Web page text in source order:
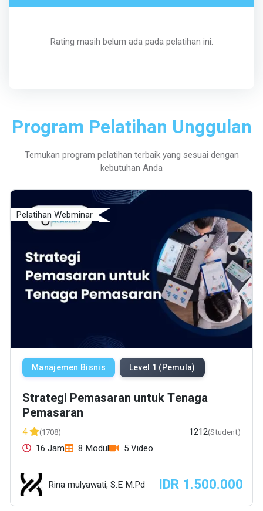
Rating masih belum ada pada pelatihan ini.
Program Pelatihan Unggulan
Temukan program pelatihan terbaik yang sesuai dengan
kebutuhan Anda
Pelatihan Webminar
Manajemen Bisnis Level 1 (Pemula)
Strategi Pemasaran untuk Tenaga
Pemasaran
4 (1708) 1212(Student)
16 Jam 8 Modul 5 Video
Rina mulyawati, S.E M.Pd IDR 1.500.000